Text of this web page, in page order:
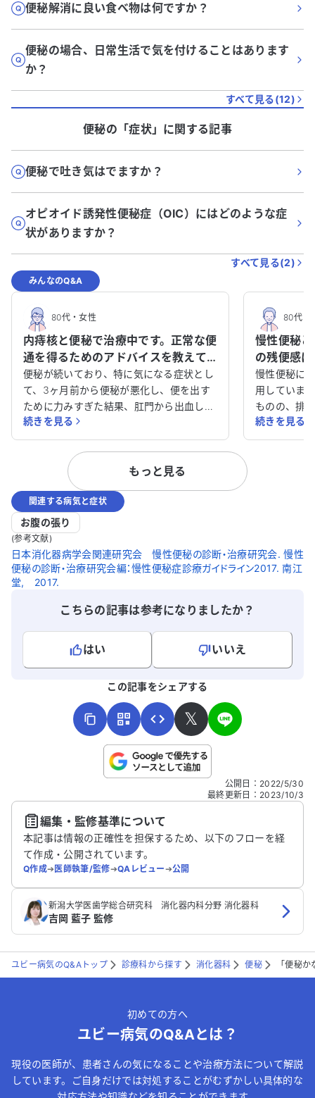
便秘解消に良い食べ物は何ですか？
便秘の場合、日常生活で気を付けることはあります
か？
すべて見る(12)
便秘の「症状」に関する記事
便秘で吐き気はでますか？
オピオイド誘発性便秘症（OIC）にはどのような症
状がありますか？
すべて見る(2)
みんなのQ&A
80代・女性
内痔核と便秘で治療中です。正常な便
通を得るためのアドバイスを教えて
ください。
便秘が続いており、特に気になる症状とし
て、3ヶ月前から便秘が悪化し、便を出す
ために力みすぎた結果、肛門から出血して
しまいました。驚いて肛門科を受診したと
ころ、内痔核と診断されました。念のため
胃と大腸の内視鏡検査を受けましたが、異
常は見つかりませんでした。 便秘がさら
に悪化し、さまざまな薬を試しましたが改
善されません。便秘薬を服用すると泥状の
便になり、自然な便が出なくなってしまい
ました。その結果、体調も徐々に悪化し、
食事も思うように摂れません。 本当にい
ぼ痔なのでしょうか。また、便が正常に出
るようにするためにはどうすればよいので
ります。どうかよろしくお願いいたしま
す。
続きを見る
80代・
慢性便秘
の残便感
ください。
慢性便秘に
用していま
ものの、排
日中不快な
剤も試しま
けると助か
いたします。
続きを見る
もっと見る
関連する病気と症状
お腹の張り
(参考文献)
日本消化器病学会関連研究会 慢性便秘の診断・治療研究会. 慢性
便秘の診断・治療研究会編：慢性便秘症診療ガイドライン2017. 南江
堂, 2017.
こちらの記事は参考になりましたか？
はい
いいえ
こちらは送信専用のフォームです。氏名やご自身の病気の詳細な
送信する
この記事をシェアする
𝕏
公開日 ： 2022/5/30
最終更新日 ： 2023/10/3
編集・監修基準について
本記事は情報の正確性を担保するため、以下のフローを経
て作成・公開されています。
Q作成➔医師執筆/監修➔QAレビュー➔公開
新潟大学医歯学総合研究科 消化器内科分野 消化器科
吉岡 藍子 監修
ユビー病気のQ&Aトップ 診療科から探す 消化器科 便秘 「便秘
初めての方へ
ユビー病気のQ&Aとは？
現役の医師が、患者さんの気になることや治療方法について解説
しています。ご自身だけでは対処することがむずかしい具体的な